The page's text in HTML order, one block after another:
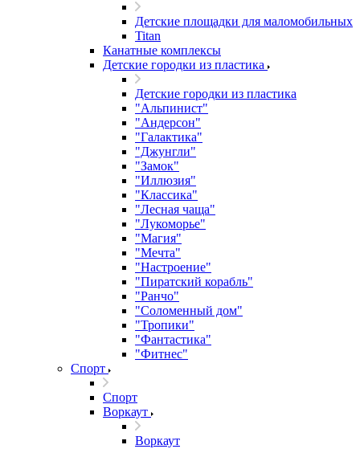
Детские площадки для маломобильных
Titan
Канатные комплексы
Детские городки из пластика
Детские городки из пластика
"Альпинист"
"Андерсон"
"Галактика"
"Джунгли"
"Замок"
"Иллюзия"
"Классика"
"Лесная чаща"
"Лукоморье"
"Магия"
"Мечта"
"Настроение"
"Пиратский корабль"
"Ранчо"
"Соломенный дом"
"Тропики"
"Фантастика"
"Фитнес"
Спорт
Спорт
Воркаут
Воркаут